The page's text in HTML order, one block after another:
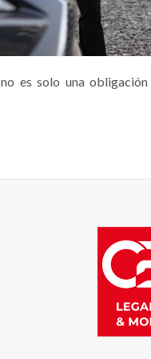
no es solo una